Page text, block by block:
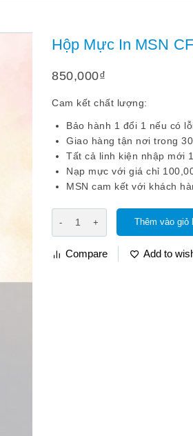
Hộp Mực In MSN
850,000₫
Cam kết chất lượng:
Bảo hành 1 đổi 1 nếu có
Giao hàng tận nơi trong
Tất cả linh kiện nhập mới
Nạp mực với giá chỉ
MSN cam kết với khách
Thêm vào giỏ
Compare Add to